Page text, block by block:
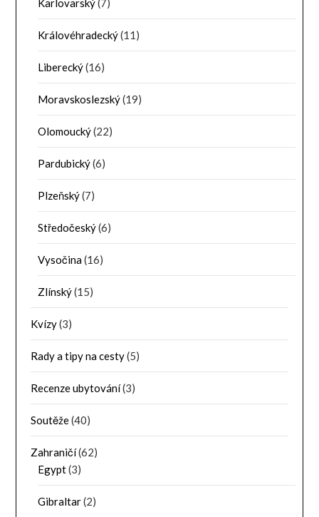
Karlovarský(7)
Královéhradecký(11)
Liberecký(16)
Moravskoslezský(19)
Olomoucký(22)
Pardubický(6)
Plzeňský(7)
Středočeský(6)
Vysočina(16)
Zlínský(15)
Kvízy(3)
Rady a tipy na cesty(5)
Recenze ubytování(3)
Soutěže(40)
Zahraničí(62)
Egypt(3)
Gibraltar(2)